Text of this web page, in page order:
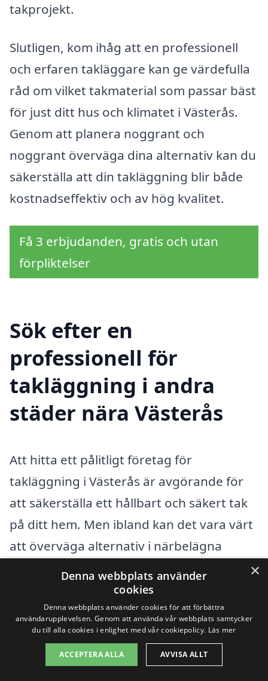
takprojekt.
Slutligen, kom ihåg att en professionell
och erfaren takläggare kan ge värdefulla
råd om vilket takmaterial som passar bäst
för just ditt hus och klimatet i Västerås.
Genom att planera noggrant och
noggrant överväga dina alternativ kan du
säkerställa att din takläggning blir både
kostnadseffektiv och av hög kvalitet.
Få 3 erbjudanden, gratis och utan
förpliktelser
Sök efter en
professionell för
takläggning i andra
städer nära Västerås
Att hitta ett pålitligt företag för
takläggning i Västerås är avgörande för
att säkerställa ett hållbart och säkert tak
på ditt hem. Men ibland kan det vara värt
att överväga alternativ i närbelägna
städer för att få fler erbjudanden och
kanske även bättre priser. I detta avsnitt
kommer vi att utforska hur du kan hitta
professionella takläggare i städer nära
Västerås såsomKungsör ,Hallstahammar
×
Denna webbplats använder
cookies
Denna webbplats använder cookies för att förbättra
användarupplevelsen. Genom att använda vår webbplats samtycker
du till alla cookies i enlighet med vår cookiepolicy. Läs mer
ACCEPTERA ALLA AVVISA ALLT